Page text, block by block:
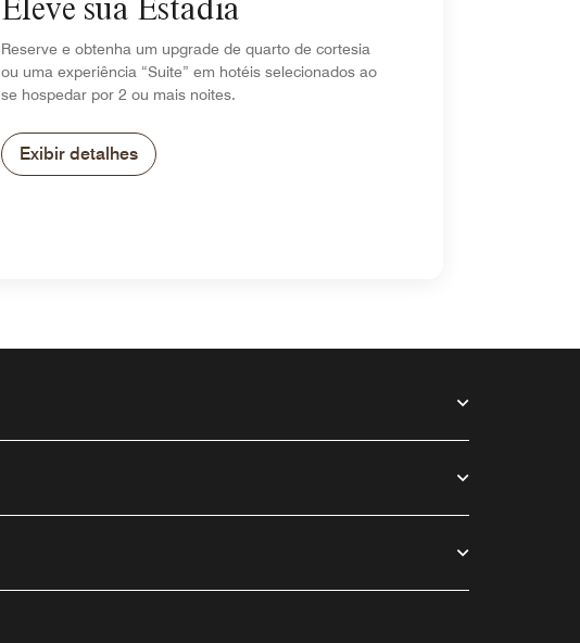
Eleve sua Estadia
Reserve e obtenha um upgrade de quarto de cortesia
ou uma experiência “Suite” em hotéis selecionados ao
se hospedar por 2 ou mais noites.
Exibir detalhes